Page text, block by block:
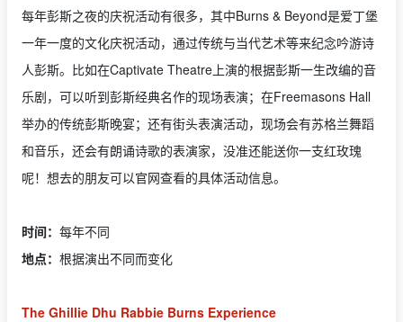
每年彭斯之夜的庆祝活动有很多，其中Burns & Beyond是爱丁堡
一年一度的文化庆祝活动，通过传统与当代艺术等来纪念吟游诗
人彭斯。比如在Captivate Theatre上演的根据彭斯一生改编的音
乐剧，可以听到彭斯经典名作的现场表演；在Freemasons Hall
举办的传统彭斯晚宴；还有街头表演活动，现场会有苏格兰舞蹈
和音乐，还会有朗诵诗歌的表演家，没准还能送你一支红玫瑰
呢！想去的朋友可以官网查看的具体活动信息。
时间： 每年不同
地点： 根据演出不同而变化
The Ghillie Dhu Rabbie Burns Experience